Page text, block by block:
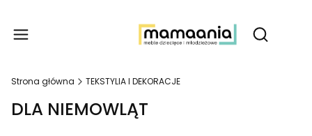
Otwórz
Strona główna TEKSTYLIA I DEKORACJE
DLA NIEMOWLĄT